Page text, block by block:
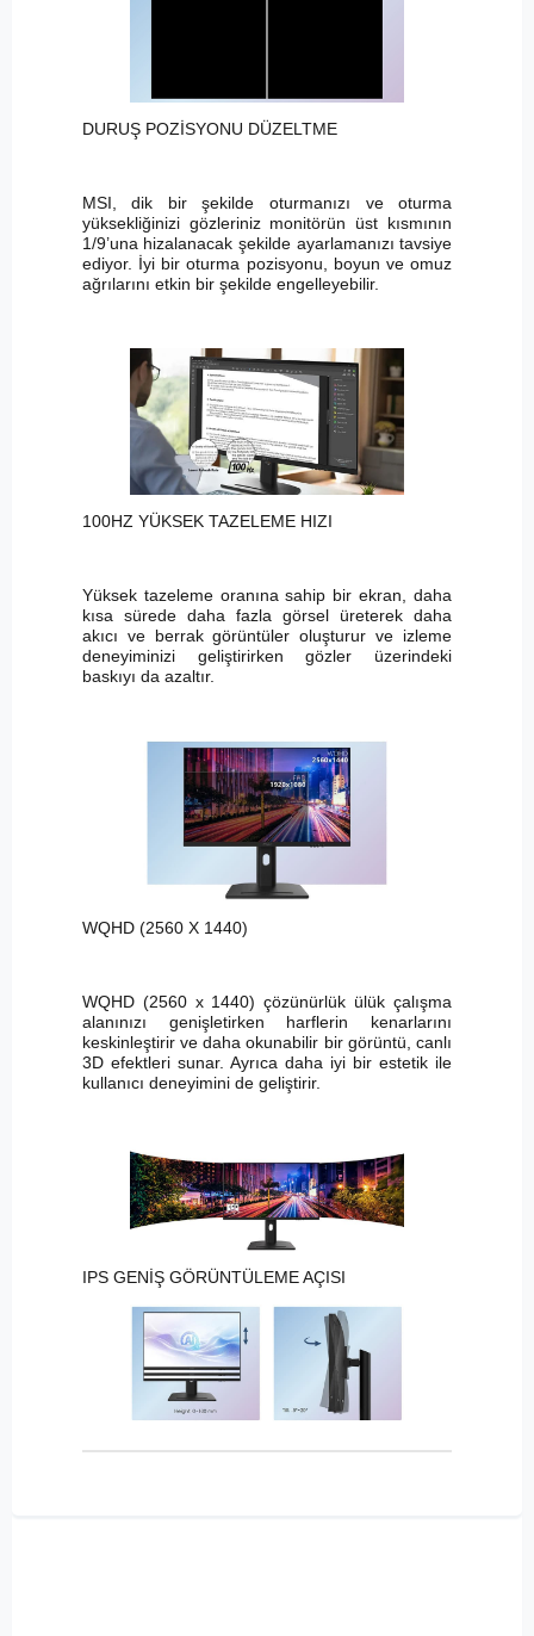
DURUŞ POZİSYONU DÜZELTME
MSI, dik bir şekilde oturmanızı ve oturma
yüksekliğinizi gözleriniz monitörün üst kısmının
1/9’una hizalanacak şekilde ayarlamanızı tavsiye
ediyor. İyi bir oturma pozisyonu, boyun ve omuz
ağrılarını etkin bir şekilde engelleyebilir.
100HZ YÜKSEK TAZELEME HIZI
Yüksek tazeleme oranına sahip bir ekran, daha
kısa sürede daha fazla görsel üreterek daha
akıcı ve berrak görüntüler oluşturur ve izleme
deneyiminizi geliştirirken gözler üzerindeki
baskıyı da azaltır.
WQHD (2560 X 1440)
WQHD (2560 x 1440) çözünürlük ülük çalışma
alanınızı genişletirken harflerin kenarlarını
keskinleştirir ve daha okunabilir bir görüntü, canlı
3D efektleri sunar. Ayrıca daha iyi bir estetik ile
kullanıcı deneyimini de geliştirir.
IPS GENİŞ GÖRÜNTÜLEME AÇISI